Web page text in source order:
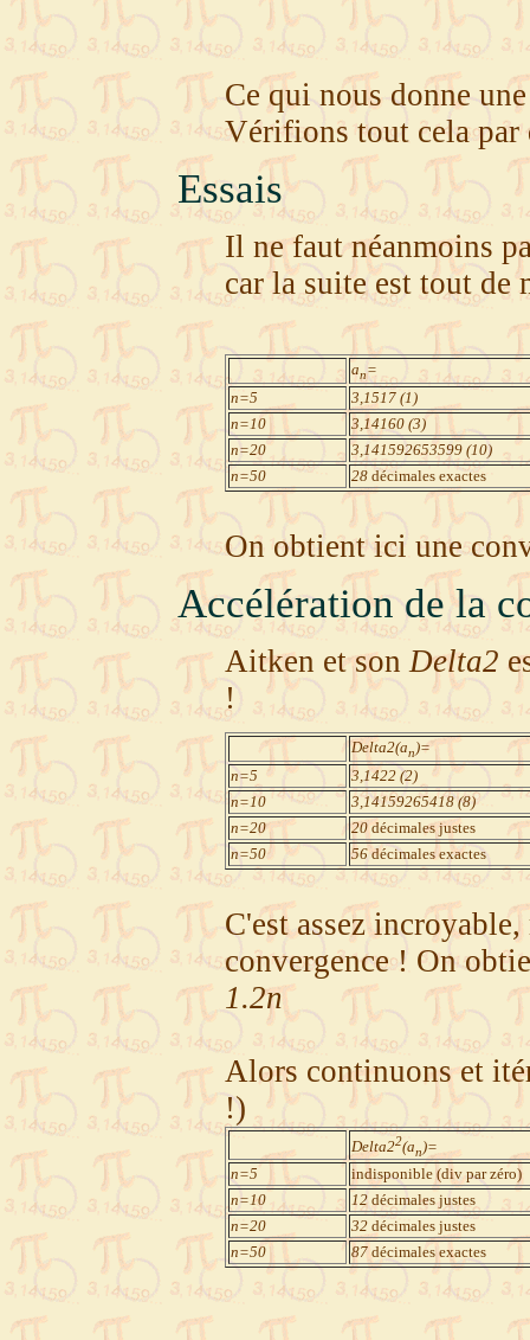
Ce qui nous donne
Vérifions tout cela par
Essais
Il ne faut néanmoins
car la suite est tout de
an=
n=5
3,1517 (1)
n=10
3,14160 (3)
n=20
3,141592653599 (10)
n=50
28 décimales exactes
On obtient ici une
Accélération de la
Aitken et sonDelta2
!
Delta2(an)=
n=5
3,1422 (2)
n=10
3,14159265418 (8)
n=20
20 décimales justes
n=50
56décimales exactes
C'est assez
convergence ! On
1.2n
Alors continuons et
!)
Delta22(an)=
n=5
indisponible (div par zéro)
n=10
12 décimales justes
n=20
32 décimales justes
n=50
87 décimales exactes